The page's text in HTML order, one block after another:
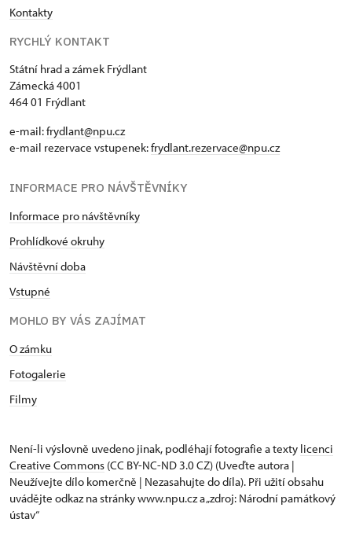
Kontakty
RYCHLÝ KONTAKT
Státní hrad a zámek Frýdlant
Zámecká 4001
464 01 Frýdlant
e-mail:frydlant@npu.cz
e-mail rezervace vstupenek:frydlant.rezervace@npu.cz
INFORMACE PRO NÁVŠTĚVNÍKY
Informace pro návštěvníky
Prohlídkové okruhy
Návštěvní doba
Vstupné
MOHLO BY VÁS ZAJÍMAT
O zámku
Fotogalerie
Filmy
Není-li výslovně uvedeno jinak, podléhají fotografie a texty licenci
Creative Commons (CC BY-NC-ND 3.0 CZ) (Uveďte autora |
Neužívejte dílo komerčně | Nezasahujte do díla). Při užití obsahu
uvádějte odkaz na stránky www.npu.cz a „zdroj: Národní památkový
ústav“